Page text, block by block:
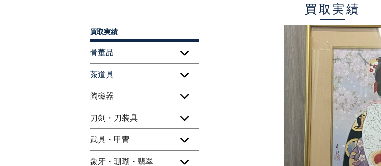
買取実績
買取実績
骨董品
茶道具
陶磁器
刀剣・刀装具
武具・甲冑
象牙・珊瑚・翡翠